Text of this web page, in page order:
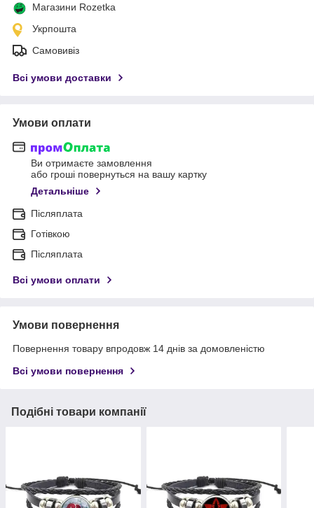
Магазини Rozetka
Укрпошта
Самовивіз
Всі умови доставки
Умови оплати
Ви отримаєте замовлення
або гроші повернуться на вашу картку
Детальніше
Післяплата
Готівкою
Післяплата
Всі умови оплати
Умови повернення
Повернення товару впродовж 14 днів за домовленістю
Всі умови повернення
Подібні товари компанії